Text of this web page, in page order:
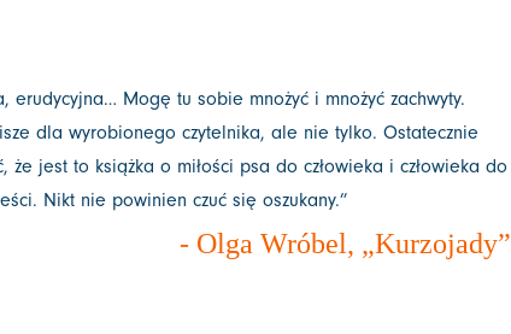
erudycyjna… Mogę tu sobie mnożyć i mnożyć zachwyty.
dla wyrobionego czytelnika, ale nie tylko. Ostatecznie
że jest to książka o miłości psa do człowieka i człowieka do
Nikt nie powinien czuć się oszukany.”
- Olga Wróbel, „Kurzojady”